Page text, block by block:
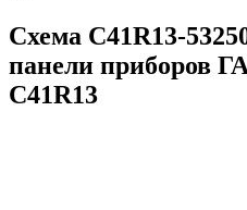
Схема С41R13-
панели приборов
C41R13